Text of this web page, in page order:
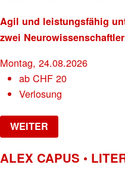
Agil und leistungsfähig
zwei
Montag, 24.08.2026
abCHF 20
Verlosung
WEITER
ALEX CAPUS •